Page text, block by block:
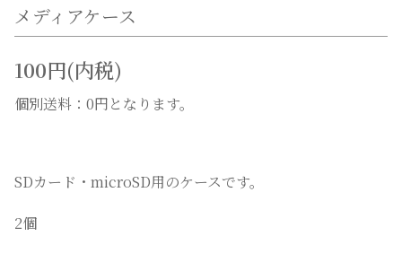
メディアケース
100円(内税)
個別送料：0円となります。
SDカード・microSD用のケースです。
2個